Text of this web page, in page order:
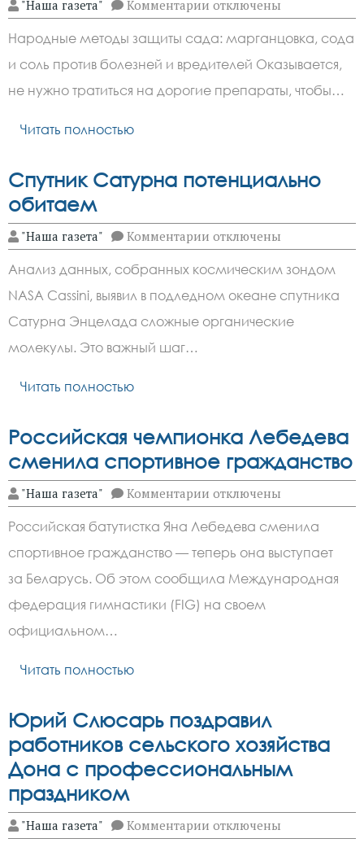
"Наша газета" Комментарии к
записи
отдыхает:
пять
кухонных
средств,
которые
отключены
Народные методы защиты сада: марганцовка, сода
и соль против болезней и вредителей Оказывается,
не нужно тратиться на дорогие препараты, чтобы…
Читать полностью
Спутник Сатурна потенциально
обитаем
"Наша газета" Комментарии к
записи
Сатурна
потенциально
обитаем
отключены
Анализ данных, собранных космическим зондом
NASA Cassini, выявил в подледном океане спутника
Сатурна Энцелада сложные органические
молекулы. Это важный шаг…
Читать полностью
Российская чемпионка Лебедева
сменила спортивное гражданство
"Наша газета" Комментарии к
записи
Российская
чемпионка
Лебедева
сменила
спортивное
гражданство
отключены
Российская батутистка Яна Лебедева сменила
спортивное гражданство — теперь она выступает
за Беларусь. Об этом сообщила Международная
федерация гимнастики (FIG) на своем
официальном…
Читать полностью
Юрий Слюсарь поздравил
работников сельского хозяйства
Дона с профессиональным
праздником
"Наша газета" Комментарии к
записи
отключены